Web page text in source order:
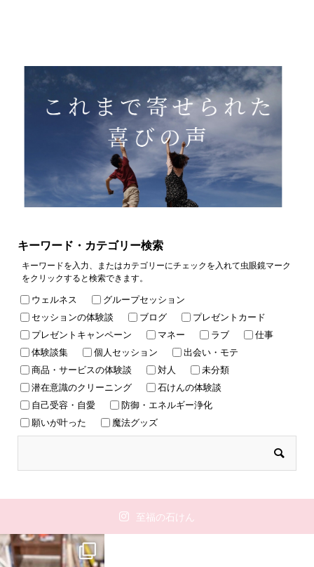
キーワード・カテゴリー検索
キーワードを入力、またはカテゴリーにチェックを入れて虫眼鏡マーク
をクリックすると検索できます。
ウェルネス
グループセッション
セッションの体験談
ブログ
プレゼントカード
プレゼントキャンペーン
マネー ラブ
仕事
体験談集
個人セッション
出会い・モテ
商品・サービスの体験談
対人
未分類
潜在意識のクリーニング
石けんの体験談
自己受容・自愛
防御・エネルギー浄化
願いが叶った
魔法グッズ
至福の石けん